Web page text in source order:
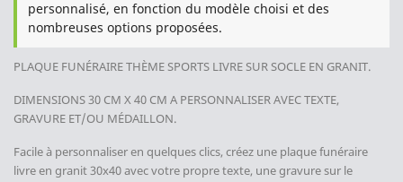
personnalisé, en fonction du modèle choisi et des
nombreuses options proposées.
PLAQUE FUNÉRAIRE THÈME SPORTS LIVRE SUR SOCLE EN GRANIT.
DIMENSIONS 30 CM X 40 CM A PERSONNALISER AVEC TEXTE,
GRAVURE ET/OU MÉDAILLON.
Facile à personnaliser en quelques clics, créez une plaque funéraire
livre en granit 30x40 avec votre propre texte, une gravure sur le